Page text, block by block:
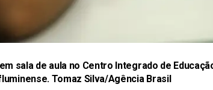
sala de aula no Centro Integrado de
Tomaz Silva/Agência Brasil